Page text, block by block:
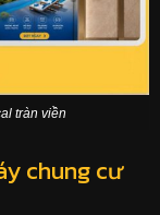
tràn viền
chung cư